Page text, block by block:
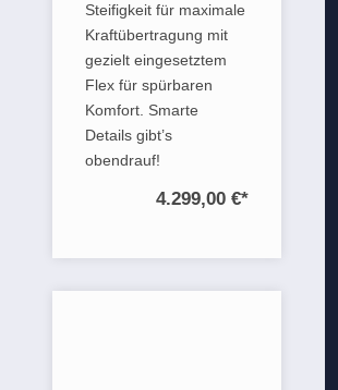
Steifigkeit für maximale
Kraftübertragung mit
gezielt eingesetztem
Flex für spürbaren
Komfort. Smarte
Details gibt’s
obendrauf!
4.299,00 €*